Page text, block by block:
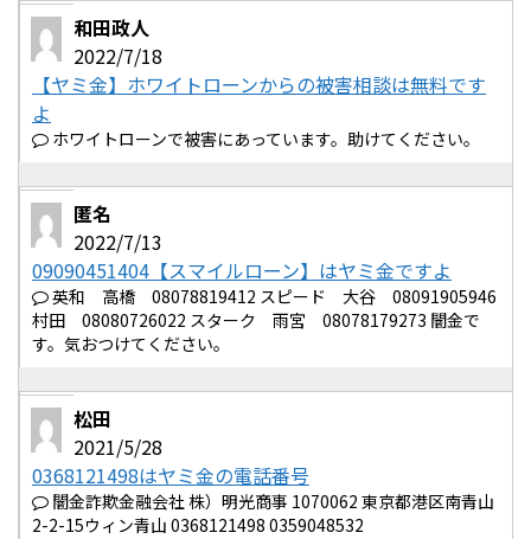
和田政人
2022/7/18
【ヤミ金】ホワイトローンからの被害相談は無料です
よ
ホワイトローンで被害にあっています。助けてください。
匿名
2022/7/13
09090451404【スマイルローン】はヤミ金ですよ
英和 高橋 08078819412 スピード 大谷 08091905946
村田 08080726022 スターク 雨宮 08078179273 闇金で
す。気おつけてください。
松田
2021/5/28
0368121498はヤミ金の電話番号
闇金詐欺金融会社 株）明光商事 1070062 東京都港区南青山
2-2-15ウィン青山 0368121498 0359048532